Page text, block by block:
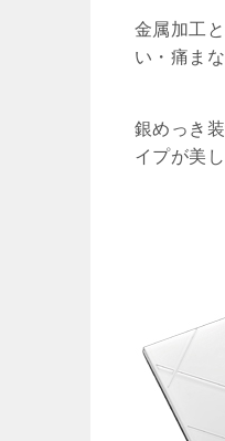
金属加工
い・痛ま
銀めっき
イプが美